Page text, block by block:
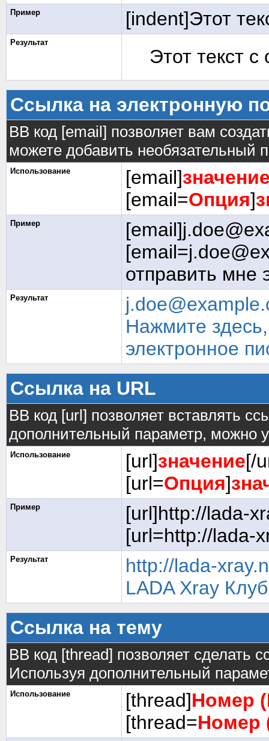
Пример [indent]Этот
Результат
Этот текст с
Ссылка на электронную
BB код [email] позволяет вам
можете добавить необязательный
Использование [email]
[email=Опция]
Пример
отправить мне
Результат
Нажмите
электронное
Ссылка на URL
BB код [url] позволяет вставлять
дополнительный параметр, можно
Использование [url]значение[/
[url=Опция]
Пример
[url]http://lada-
[url=http://lada-
Результат
http://lada-
LADA Xray Клуб
Ссылка на тему
BB код [thread] позволяет сделать
Используя дополнительный
Использование [thread]Номер
[thread=Номер